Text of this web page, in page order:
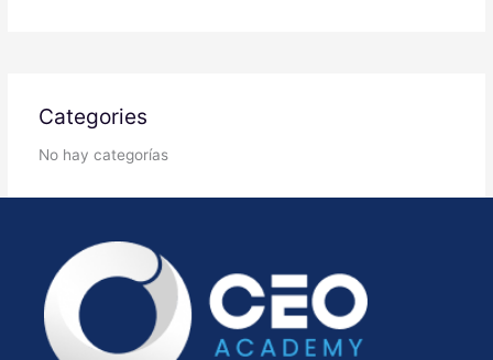
Categories
No hay categorías